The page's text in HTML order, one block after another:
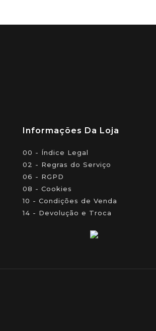
Informações Da Loja
00 - Índice Legal
02 - Regras do Serviço
06 - RGPD
08 - Cookies
10 - Condições de Venda
14 - Devolução e Troca